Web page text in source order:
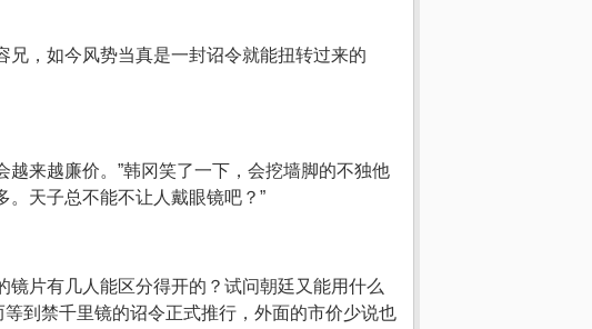
兄，如今风势当真是一封诏令就能扭转过来的
来越廉价。”韩冈笑了一下，会挖墙脚的不独他
天子总不能不让人戴眼镜吧？”
片有几人能区分得开的？试问朝廷又能用什么
到禁千里镜的诏令正式推行，外面的市价少说也